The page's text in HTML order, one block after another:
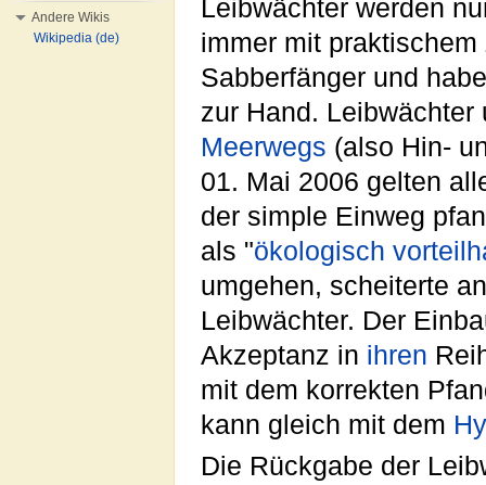
Leibwächter werden
immer mit
Sabberfänger und
zur Hand.
Meerwegs (also Hin-
01. Mai 2006 gelten
der simple Einweg
als "ökologisch
umgehen, scheiterte
Leibwächter. Der
Akzeptanz in ihren
mit dem korrekten
kann gleich mit dem
Die Rückgabe der
Andere Wikis
Wikipedia (de)